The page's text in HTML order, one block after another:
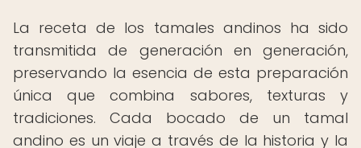
La receta de los tamales andinos ha sido
transmitida de generación en generación,
preservando la esencia de esta preparación
única que combina sabores, texturas y
tradiciones. Cada bocado de un tamal
andino es un viaje a través de la historia y la